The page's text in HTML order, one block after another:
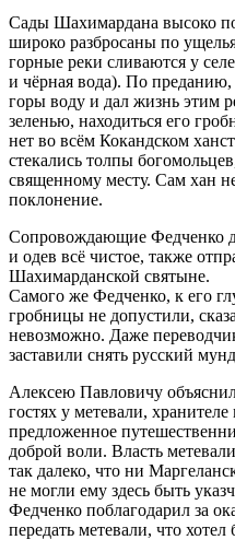
Сады Шахимардана высоко
широко разбросаны по
горные реки сливаются у
и чёрная вода). По
горы воду и дал жизнь этим
зеленью, находиться его
нет во всём Кокандском
стекались толпы
священному месту. Сам хан
поклонение.
Сопровождающие Федченко
и одев всё чистое, также
Шахимарданской святыне.
Самого же Федченко, к его
гробницы не допустили,
невозможно. Даже
заставили снять русский
Алексею Павловичу
гостях у метевали,
предложенное
доброй воли. Власть
так далеко, что ни
не могли ему здесь быть
Федченко поблагодарил за
передать метевали, что